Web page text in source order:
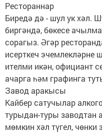
Рестораннар
Биредә дә - шул ук хәл.
биргәндә, бөкесе
сорагыз. Әгәр
исерткеч эчемлекләрне
ителми икән, официант
ачарга һәм графинга
Завод аракысы
Кайбер сатучылар
турыдан-туры заводтан
мөмкин хәл түгел,